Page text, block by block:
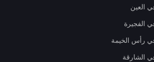
العين
الفجيرة
رأس الخيمة
الشارقة